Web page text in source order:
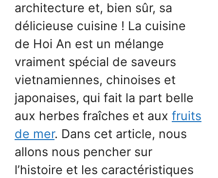
architecture et, bien sûr, sa
délicieuse cuisine ! La cuisine
de Hoi An est un mélange
vraiment spécial de saveurs
vietnamiennes, chinoises et
japonaises, qui fait la part belle
aux herbes fraîches et aux fruits
de mer. Dans cet article, nous
allons nous pencher sur
l’histoire et les caractéristiques